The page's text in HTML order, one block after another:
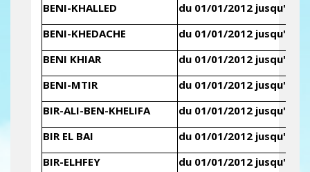
BENI-KHALLED
du 01/01/2012 jusqu'au
BENI-KHEDACHE
du 01/01/2012 jusqu'au
BENI KHIAR
du 01/01/2012 jusqu'au
BENI-MTIR
du 01/01/2012 jusqu'au
BIR-ALI-BEN-KHELIFA
du 01/01/2012 jusqu'au
BIR EL BAI
du 01/01/2012 jusqu'au
BIR-ELHFEY
du 01/01/2012 jusqu'au